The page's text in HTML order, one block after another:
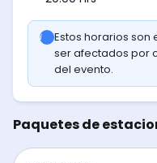
Estos horarios
ser afectados por
del evento.
Paquetes de